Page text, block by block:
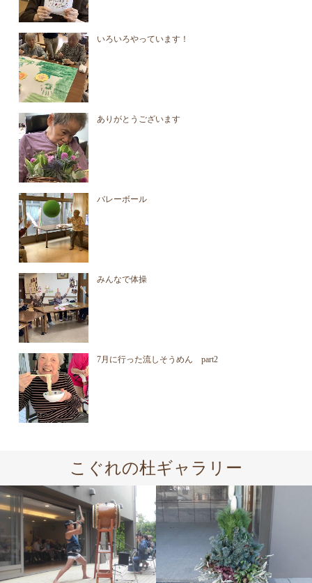
いろいろやっています！
ありがとうございます
バレーボール
みんなで体操
7月に行った流しそうめん part2
こぐれの杜ギャラリー